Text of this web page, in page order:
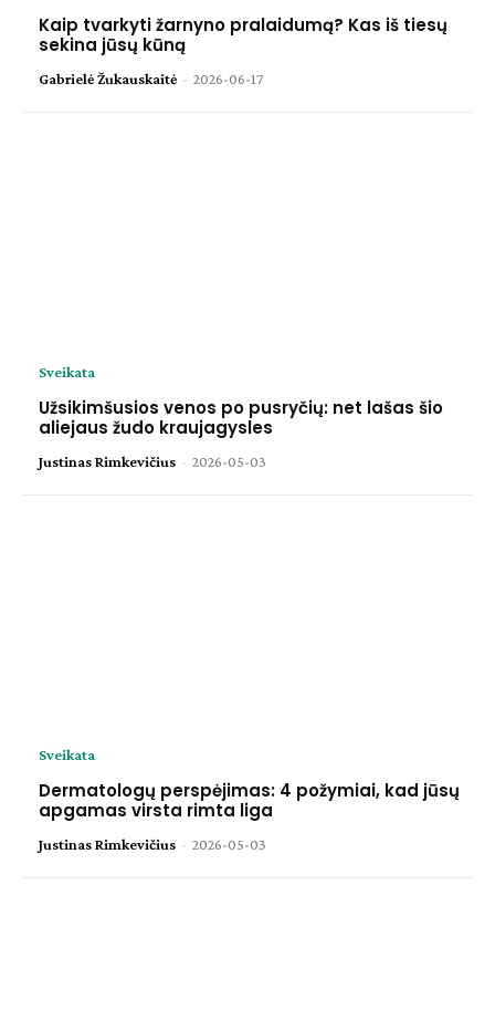
Kaip tvarkyti žarnyno pralaidumą? Kas iš tiesų
sekina jūsų kūną
Gabrielė Žukauskaitė - 2026-06-17
Sveikata
Užsikimšusios venos po pusryčių: net lašas šio
aliejaus žudo kraujagysles
Justinas Rimkevičius - 2026-05-03
Sveikata
Dermatologų perspėjimas: 4 požymiai, kad jūsų
apgamas virsta rimta liga
Justinas Rimkevičius - 2026-05-03